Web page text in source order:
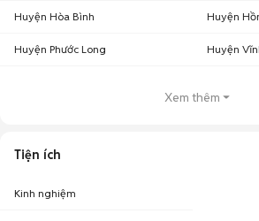
Huyện Hòa Bình Huyện
Huyện Phước Long Huyện
Xem thêm
Tiện ích
Kinh nghiệm